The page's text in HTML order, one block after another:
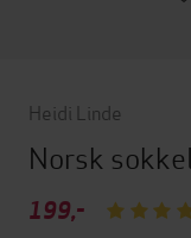
Heidi Linde
Norsk sokkel
199,-